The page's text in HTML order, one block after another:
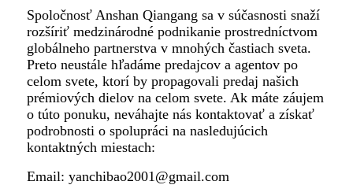
Spoločnosť Anshan Qiangang sa v súčasnosti snaží
rozšíriť medzinárodné podnikanie prostredníctvom
globálneho partnerstva v mnohých častiach sveta.
Preto neustále hľadáme predajcov a agentov po
celom svete, ktorí by propagovali predaj našich
prémiových dielov na celom svete. Ak máte záujem
o túto ponuku, neváhajte nás kontaktovať a získať
podrobnosti o spolupráci na nasledujúcich
kontaktných miestach:
Email: yanchibao2001@gmail.com